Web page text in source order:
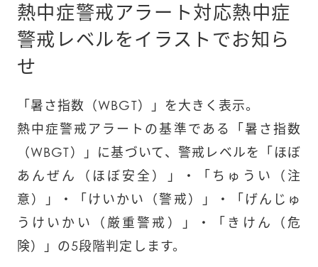
熱中症警戒アラート対応熱中症
警戒レベルをイラストでお知ら
せ
「暑さ指数（WBGT）」を大きく表示。
熱中症警戒アラートの基準である「暑さ指数
（WBGT）」に基づいて、警戒レベルを「ほぼ
あんぜん（ほぼ安全）」・「ちゅうい（注
意）」・「けいかい（警戒）」・「げんじゅ
うけいかい（厳重警戒）」・「きけん（危
険）」の5段階判定します。